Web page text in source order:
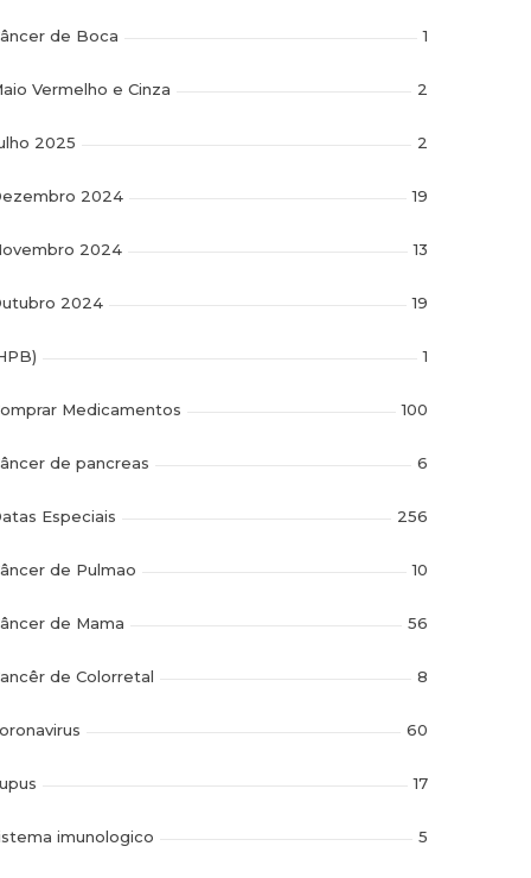
de Boca 1
Vermelho e Cinza 2
2025 2
2024 19
2024 13
2024 19
1
Medicamentos 100
de pancreas 6
Especiais 256
de Pulmao 10
de Mama 56
de Colorretal 8
60
17
imunologico 5